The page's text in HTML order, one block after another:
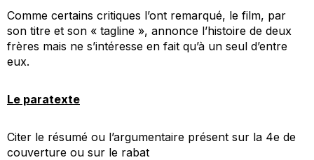
Comme certains critiques l’ont remarqué, le film, par
son titre et son « tagline », annonce l’histoire de deux
frères mais ne s’intéresse en fait qu’à un seul d’entre
eux.
Le paratexte
Citer le résumé ou l’argumentaire présent sur la 4e de
couverture ou sur le rabat